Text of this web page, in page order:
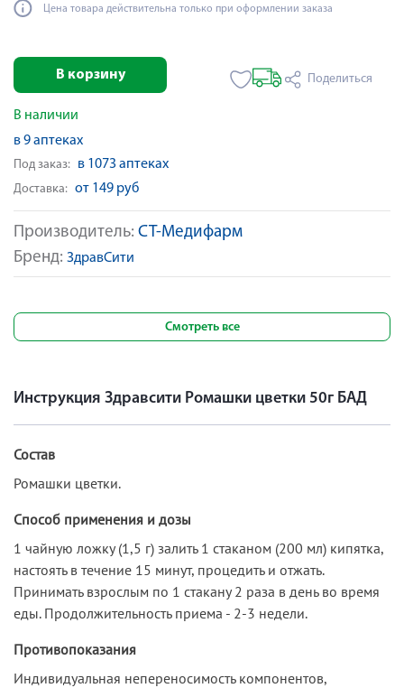
Производитель: СТ-Медифарм
Бренд: ЗдравСити
Цена товара действительна только при оформлении заказа
В корзину Поделиться
В наличии
в 9 аптеках
Под заказ: в 1073 аптеках
Доставка: от 149 руб
Смотреть все
Инструкция Здравсити Ромашки цветки 50г БАД
Состав
Ромашки цветки.
Способ применения и дозы
1 чайную ложку (1,5 г) залить 1 стаканом (200 мл) кипятка,
настоять в течение 15 минут, процедить и отжать.
Принимать взрослым по 1 стакану 2 раза в день во время
еды. Продолжительность приема - 2-3 недели.
Противопоказания
Индивидуальная непереносимость компонентов,